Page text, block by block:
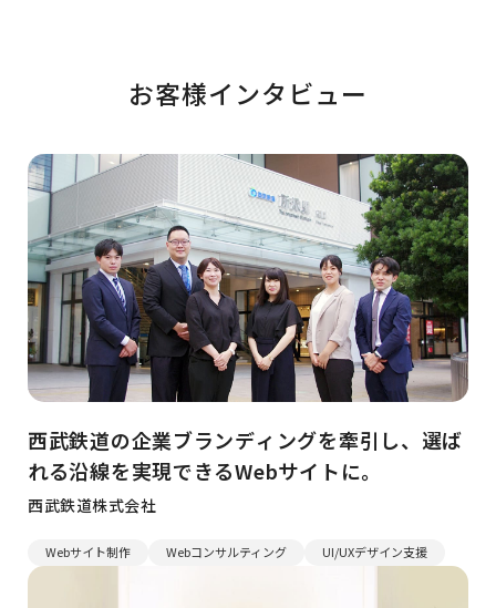
お客様インタビュー
西武鉄道の企業ブランディングを牽引し、選ば
れる沿線を実現できるWebサイトに。
西武鉄道株式会社
Webサイト制作 Webコンサルティング UI/UXデザイン支援